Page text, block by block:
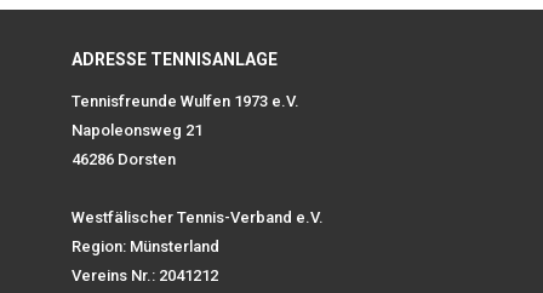
ADRESSE TENNISANLAGE
Tennisfreunde Wulfen 1973 e.V.
Napoleonsweg 21
46286 Dorsten
Westfälischer Tennis-Verband e.V.
Region: Münsterland
Vereins Nr.: 2041212